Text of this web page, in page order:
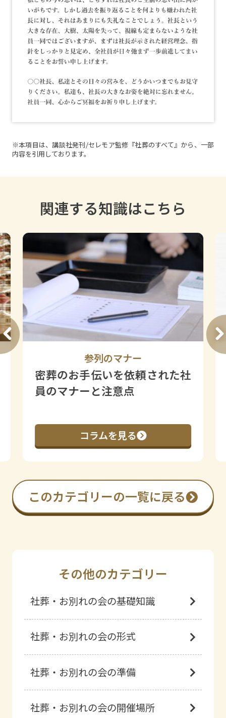
※本項目は、講談社発刊/セレモア監修『社葬のすべて』から、一部
内容を引用しております。
その他のカテゴリー
社葬・お別れの会の基礎知識
社葬・お別れの会の形式
社葬・お別れの会の準備
社葬・お別れの会の開催場所
関連する知識はこちら
参列のマナー
密葬のお手伝いを依頼された社
員のマナーと注意点
コラムを見る
このカテゴリーの一覧に戻る